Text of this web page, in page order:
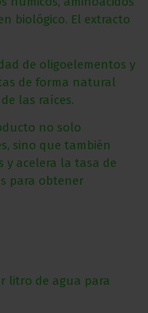
biológico. El extracto
de oligoelementos y
de forma natural
las raíces.
no solo
sino que también
y acelera la tasa de
para obtener
litro de agua para